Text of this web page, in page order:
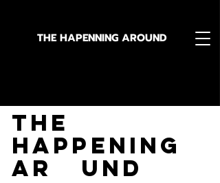
THE HAPENNING AROUND
The
Happening
Ar und